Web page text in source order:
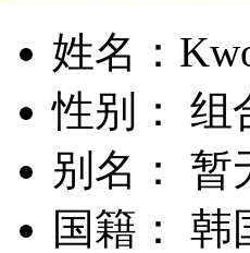
姓名：
性别： 组
别名： 暂
国籍： 韩